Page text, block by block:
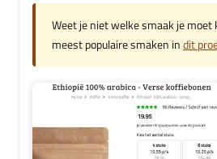
Weet je niet welke smaak je moet
meest populaire smaken indit